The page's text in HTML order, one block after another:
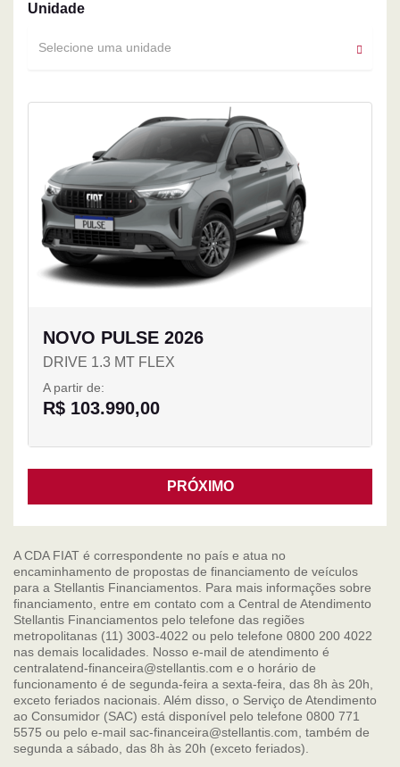
Unidade
Selecione uma unidade
NOVO PULSE 2026
DRIVE 1.3 MT FLEX
A partir de:
R$ 103.990,00
PRÓXIMO
A CDA FIAT é correspondente no país e atua no
encaminhamento de propostas de financiamento de veículos
para a Stellantis Financiamentos. Para mais informações sobre
financiamento, entre em contato com a Central de Atendimento
Stellantis Financiamentos pelo telefone das regiões
metropolitanas (11) 3003-4022 ou pelo telefone 0800 200 4022
nas demais localidades. Nosso e-mail de atendimento é
centralatend-financeira@stellantis.com e o horário de
funcionamento é de segunda-feira a sexta-feira, das 8h às 20h,
exceto feriados nacionais. Além disso, o Serviço de Atendimento
ao Consumidor (SAC) está disponível pelo telefone 0800 771
5575 ou pelo e-mail sac-financeira@stellantis.com, também de
segunda a sábado, das 8h às 20h (exceto feriados).